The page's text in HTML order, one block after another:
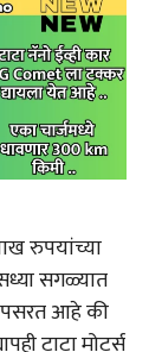
रुपयांच्या
सगळ्यात
पसरत आहे की
टाटा मोटर्स